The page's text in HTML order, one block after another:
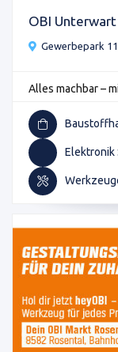
OBI Unterwart
Gewerbepark
Alles machbar –
Elektronik